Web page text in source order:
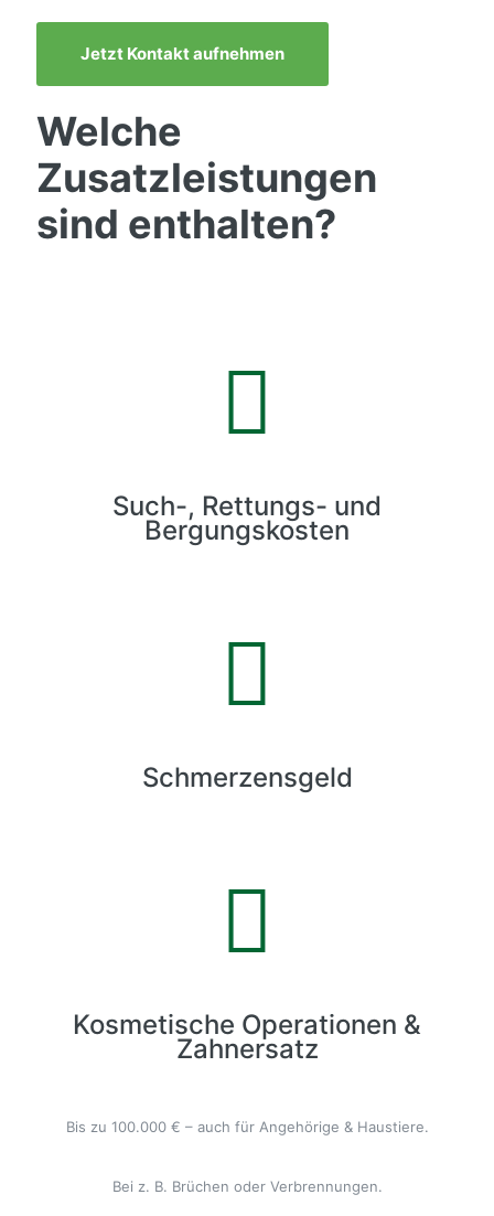
Jetzt Kontakt aufnehmen
Welche
Zusatzleistungen
sind enthalten?
Such-, Rettungs- und
Bergungskosten
Schmerzensgeld
Kosmetische Operationen &
Zahnersatz
Bis zu 100.000 € – auch für Angehörige & Haustiere.
Bei z. B. Brüchen oder Verbrennungen.